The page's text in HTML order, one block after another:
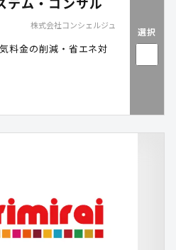
株式会社コンシェルジュ
料金の削減・省エネ対
選択